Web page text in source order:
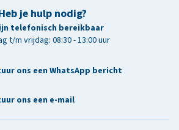
je hulp nodig?
telefonisch bereikbaar
t/m vrijdag: 08:30 - 13:00 uur
ons een WhatsApp bericht
ons een e-mail